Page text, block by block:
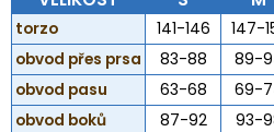
torzo 141-146 147-
obvod přes prsa
83-88 89-
obvod pasu
63-68 69-
obvod boků
87-92 93-